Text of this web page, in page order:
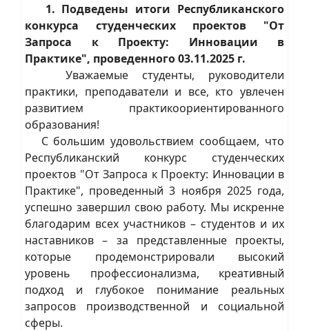
1. Подведены итоги Республиканского
конкурса студенческих проектов "От
Запроса к Проекту: Инновации в
Практике", проведенного 03.11.2025 г.
Уважаемые студенты, руководители
практики, преподаватели и все, кто увлечен
развитием практикоориентированного
образования!
С большим удовольствием сообщаем, что
Республиканский конкурс студенческих
проектов "От Запроса к Проекту: Инновации в
Практике", проведенный 3 ноября 2025 года,
успешно завершил свою работу. Мы искренне
благодарим всех участников – студентов и их
наставников – за представленные проекты,
которые продемонстрировали высокий
уровень профессионализма, креативный
подход и глубокое понимание реальных
запросов производственной и социальной
сферы.